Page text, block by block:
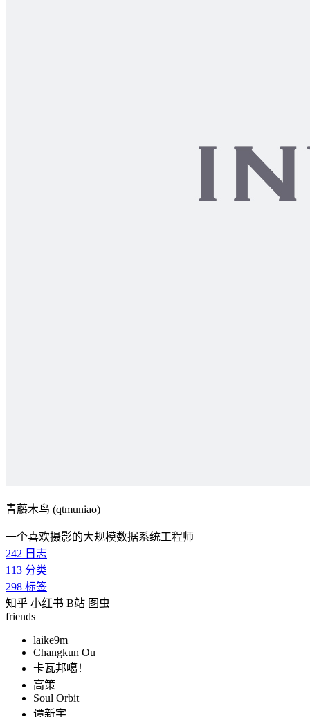
青藤木鸟 (qtmuniao)
一个喜欢摄影的大规模数据系统工程师
242 日志
113 分类
298 标签
知乎 小红书 B站 图虫
friends
laike9m
Changkun Ou
卡瓦邦噶！
高策
Soul Orbit
谭新宇